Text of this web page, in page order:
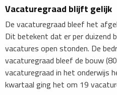
Vacaturegraad blijft gelijk
De vacaturegraad bleef het
Dit betekent dat er per duizend
vacatures open stonden. De
vacaturegraad bleef de bouw
vacaturegraad in het onderwijs
kwartaal ging het om 19